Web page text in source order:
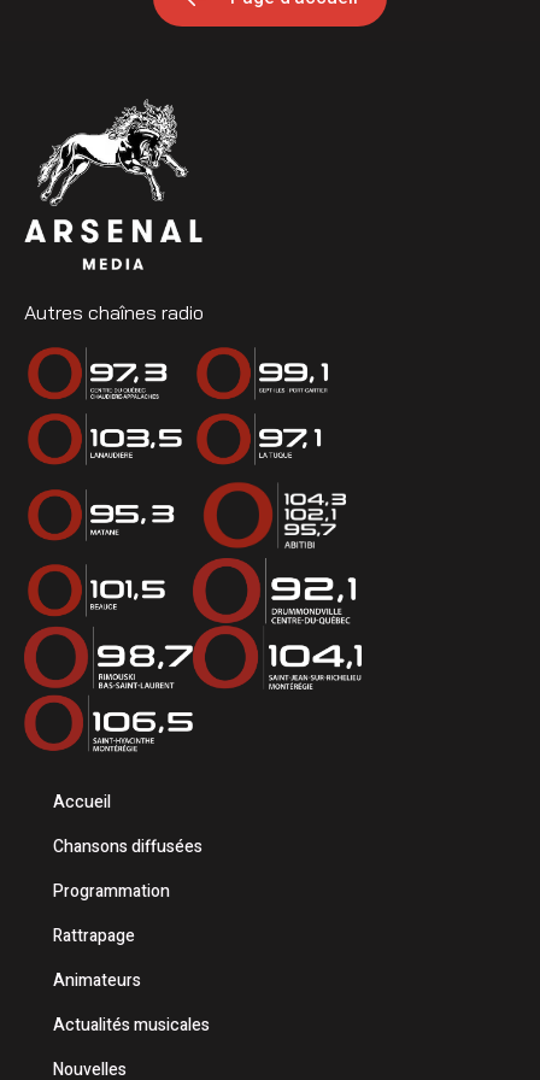
Autres chaînes radio
Accueil
Chansons diffusées
Programmation
Rattrapage
Animateurs
Actualités musicales
Nouvelles